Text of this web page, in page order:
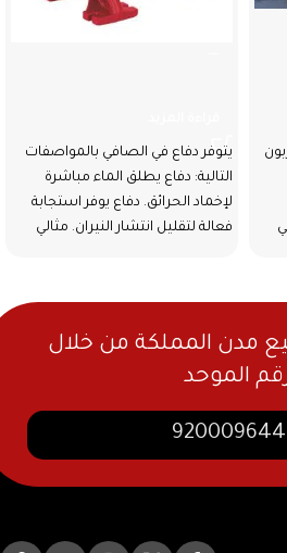
يتوفر دفاع في الصافي بالمواصفات
التالية: دفاع يطلق الماء مباشرة
لإخماد الحرائق. دفاع يوفر استجابة
فعالة لتقليل انتشار النيران. مثالي
مدن المملكة من خلال
الموحد